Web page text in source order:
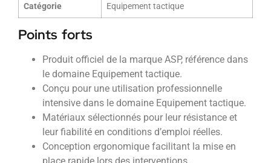
Catégorie Equipement tactique
Points forts
Produit officiel de la marque ASP, référence dans
le domaine Equipement tactique.
Conçu pour une utilisation professionnelle
intensive dans le domaine Equipement tactique.
Matériaux sélectionnés pour leur résistance et
leur fiabilité en conditions d’emploi réelles.
Conception ergonomique facilitant la mise en